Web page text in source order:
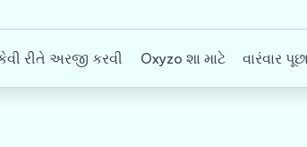
રીતે અરજી કરવી Oxyzo શા માટે વારંવાર